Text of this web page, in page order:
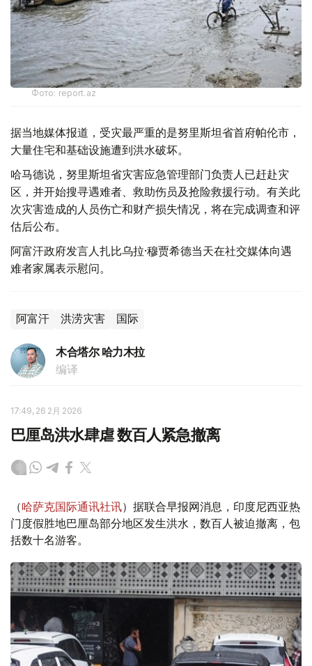
Фото: report.az
据当地媒体报道，受灾最严重的是努里斯坦省首府帕伦市，
大量住宅和基础设施遭到洪水破坏。
哈马德说，努里斯坦省灾害应急管理部门负责人已赶赴灾
区，并开始搜寻遇难者、救助伤员及抢险救援行动。有关此
次灾害造成的人员伤亡和财产损失情况，将在完成调查和评
估后公布。
阿富汗政府发言人扎比乌拉·穆贾希德当天在社交媒体向遇
难者家属表示慰问。
阿富汗 洪涝灾害 国际
木合塔尔 哈力木拉
编译
17:49, 26 2月 2026
巴厘岛洪水肆虐 数百人紧急撤离
（哈萨克国际通讯社讯）据联合早报网消息，印度尼西亚热
门度假胜地巴厘岛部分地区发生洪水，数百人被迫撤离，包
括数十名游客。